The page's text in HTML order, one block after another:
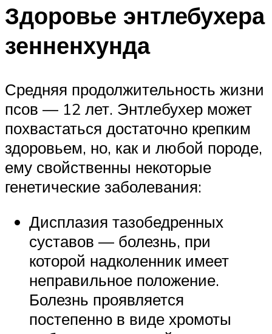
Здоровье энтлебухера
зенненхунда
Средняя продолжительность жизни
псов — 12 лет. Энтлебухер может
похвастаться достаточно крепким
здоровьем, но, как и любой породе,
ему свойственны некоторые
генетические заболевания:
Дисплазия тазобедренных
суставов — болезнь, при
которой надколенник имеет
неправильное положение.
Болезнь проявляется
постепенно в виде хромоты